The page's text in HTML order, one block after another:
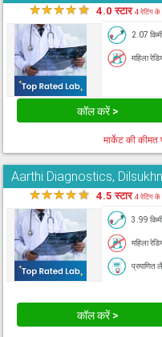
★★★★★ 4.0 स्टार4 रेटिंग
2.07
महिला
कॉल करें >
मार्केट की कीमत
Aarthi Diagnostics,
★★★★★ 4.5 स्टार4 रेटिंग
3.99
महिला
प्रमाणित
कॉल करें >